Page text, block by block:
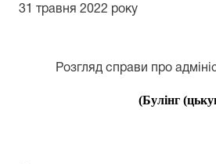
31 травня 2022 року
Розгляд справи про
(Булінг